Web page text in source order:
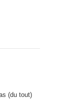
(du tout)